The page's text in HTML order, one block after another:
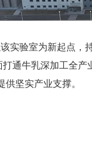
实验室为新起点，
打通牛乳深加工全产
供坚实产业支撑。